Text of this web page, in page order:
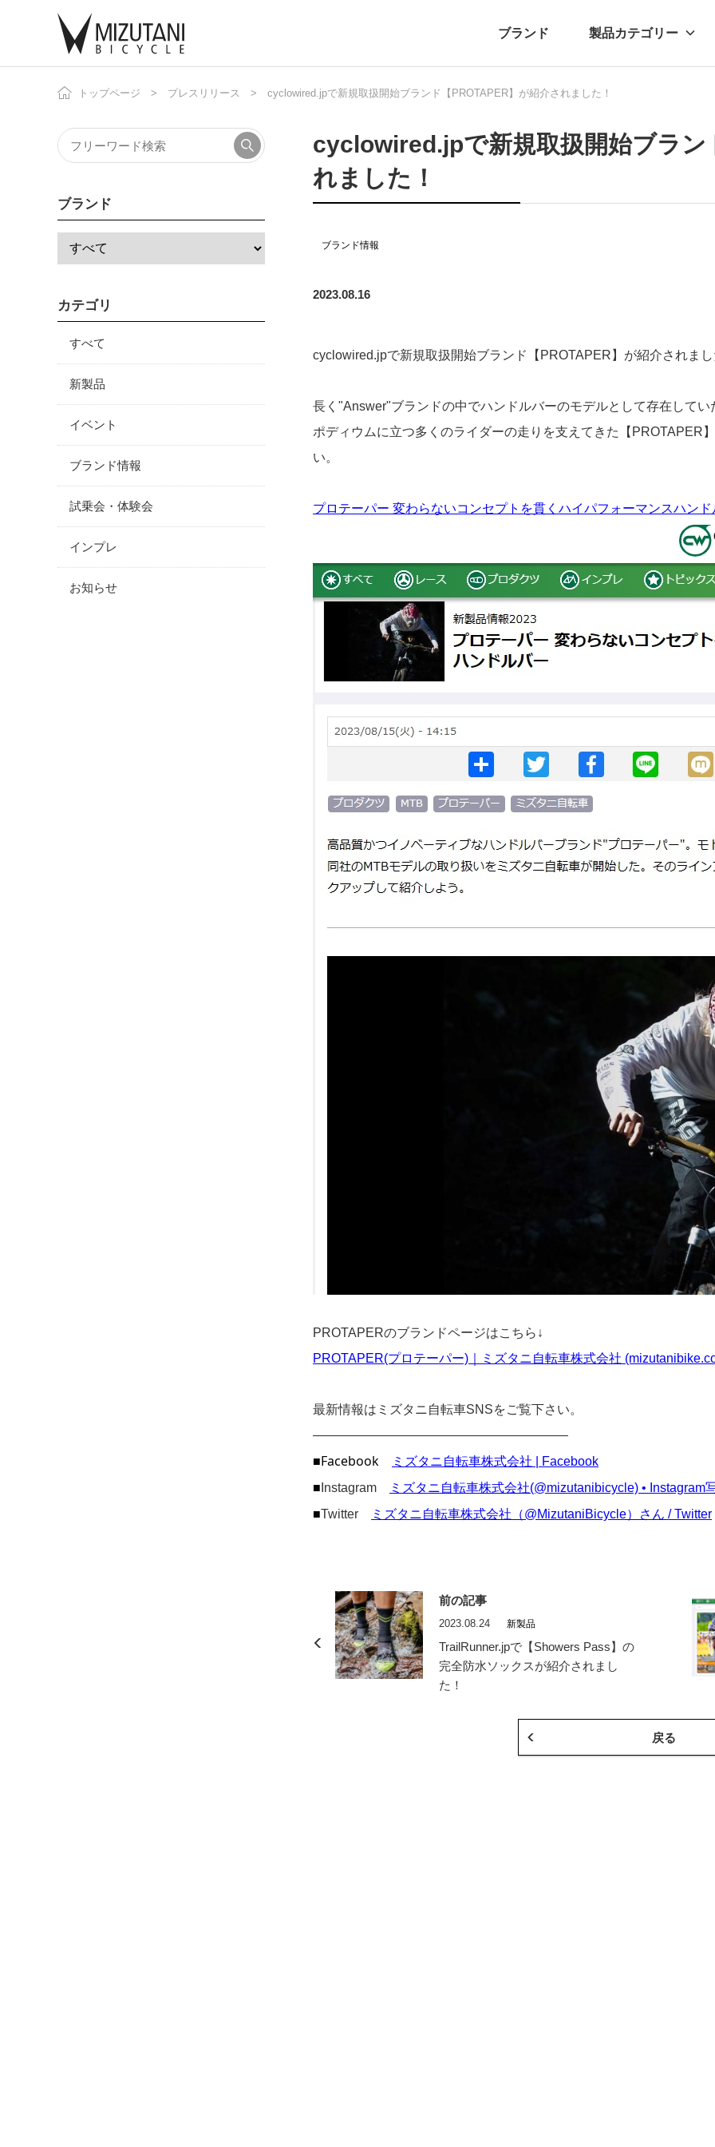
ブランド 製品カテゴリー
自転車 自転車パーツ アクセサリー
ニュース プレスリリース ブログ
トップページ プレスリリース cyclowired.jpで新規取扱開始ブランド【PROTAPER】が紹介されました！
cyclowired.jpで新規取扱開始ブラン
れました！
ブランド情報
2023.08.16
cyclowired.jpで新規取扱開始ブランド【PROTAPER】が紹介されま
長く"Answer"ブランドの中でハンドルバーのモデルとして存在して
ポディウムに立つ多くのライダーの走りを支えてきた【PROTAPER
い。
プロテーパー 変わらないコンセプトを貫くハイパフォーマンスハン
PROTAPERのブランドページはこちら↓
PROTAPER(プロテーパー)｜ミズタニ自転車株式会社
最新情報はミズタニ自転車SNSをご覧下さい。
————————————————————
■Facebook ミズタニ自転車株式会社 | Facebook
■ Instagram ミズタニ自転車株式会社(@mizutanibicycle) • Instagram
■Twitter ミズタニ自転車株式会社（@MizutaniBicycle）さん / Twitter
前の記事
2023.08.24 新製品
TrailRunner.jpで【Showers Pass】の
完全防水ソックスが紹介されまし
た！
戻る
ブランド
カテゴリ
すべて
新製品
イベント
ブランド情報
試乗会・体験会
インプレ
お知らせ